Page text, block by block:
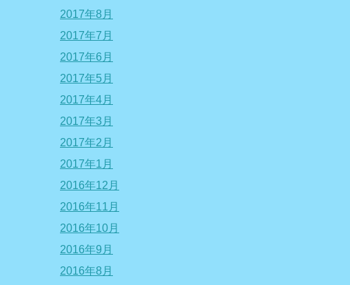
2017年8月
2017年7月
2017年6月
2017年5月
2017年4月
2017年3月
2017年2月
2017年1月
2016年12月
2016年11月
2016年10月
2016年9月
2016年8月